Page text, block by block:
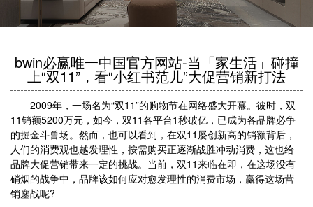
bwin必赢唯一中国官方网站-当「家生活」碰撞
上“双11”，看“小红书范儿”大促营销新打法
2009年，一场名为“双11”的购物节在网络盛大开幕。彼时，双
11销额5200万元，如今，双11各平台1秒破亿，已成为各品牌必争
的掘金斗兽场。然而，也可以看到，在双11屡创新高的销额背后，
人们的消费观也越发理性，按需购买正逐渐战胜冲动消费，这也给
品牌大促营销带来一定的挑战。当前，双11来临在即，在这场没有
硝烟的战争中，品牌该如何应对愈发理性的消费市场，赢得这场营
销鏖战呢?